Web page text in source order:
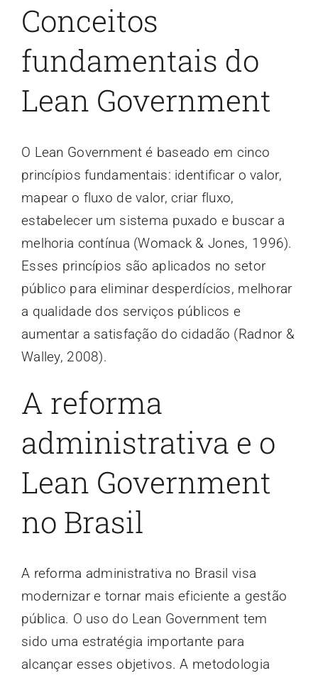
Conceitos
fundamentais do
Lean Government
O Lean Government é baseado em cinco
princípios fundamentais: identificar o valor,
mapear o fluxo de valor, criar fluxo,
estabelecer um sistema puxado e buscar a
melhoria contínua (Womack & Jones, 1996).
Esses princípios são aplicados no setor
público para eliminar desperdícios, melhorar
a qualidade dos serviços públicos e
aumentar a satisfação do cidadão (Radnor &
Walley, 2008).
A reforma
administrativa e o
Lean Government
no Brasil
A reforma administrativa no Brasil visa
modernizar e tornar mais eficiente a gestão
pública. O uso do Lean Government tem
sido uma estratégia importante para
alcançar esses objetivos. A metodologia